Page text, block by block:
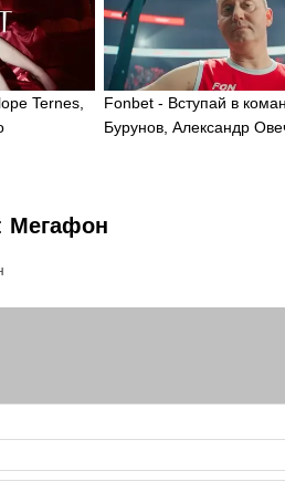
Ternes,
Fonbet - Вступай в
Бурунов, Александр
Мегафон